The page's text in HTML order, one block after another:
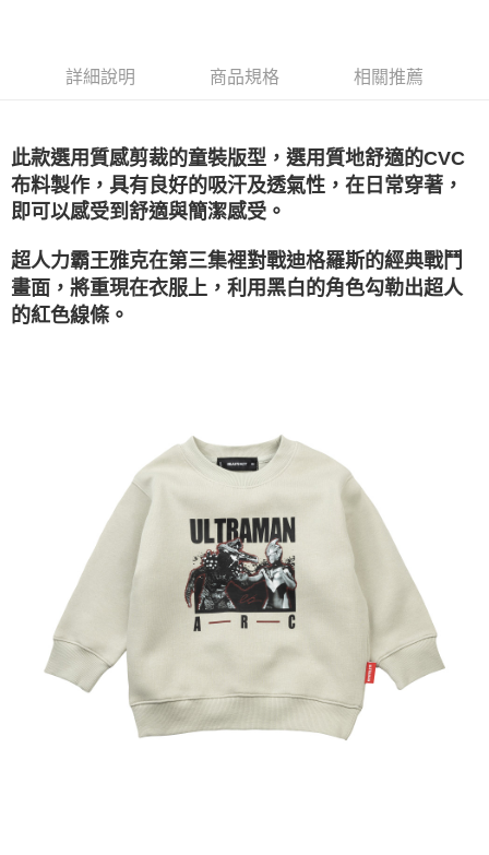
相關說明
【大哥付你分期使用說明】
1.本服務由台灣大哥大提供，台灣大哥大用戶可立即使用無須另外申請。
流程，驗證手機門號後，選擇欲分期的期數、繳款截止日，確認付款後即完
成交易。
3.實際核准額度、可分期數及費用金額請依後續交易確認頁面所載為準。
4.訂單成立30分鐘內，如未前往確認交易或遇審核未通過，訂單將自動取
消。如遇「轉專審核」未通過狀況，表示未達大哥付你分期系統評分，恕無
帳／街口支付／iPASS MONEY」等通路繳費。
1.本服務係由「台灣大哥大股份有限公司」（以下簡稱本公司）所提供，讓
用戶於交易時，得透過本服務購買商品或服務，並由商店將買賣／分期付款
買賣價金債權讓與本公司後，依約使用本公司帳單繳交帳款。
2.基於同意付款使用「大哥付你分期」之契約關係目的，商店將以您的個人
資料（包含姓名、電話或地址）提供予台灣大哥大進項蒐集、處理及利用，
由本公司與您本人進行分期帳單所需資料之確認、核對及更正。
3.完整用戶服務條款，請詳閱以下連結：https://oppay.tw/userRule
AFTEE先享後付
【關於「AFTEE先享後付」】
AFTEE先享後付是「在收到商品之後才付款」的支付方式。 讓您購物簡單
便利好安心！
１．簡單：不需註冊會員、不需綁卡、不需儲值。
結帳頁面，進行簡訊認證並確認金額後，即可完成結帳。
２．訂單成立數日內，您將收到繳費通知簡訊。
３．收到繳費通知簡訊後14天內，點擊此簡訊中的連結，可透過四大超商／
ATM／網路銀行／等多元方式進行付款，方視為交易完成。
※ 請注意：結帳手續完成當下不需立刻繳費，但若您需要取消訂單，請聯絡
購買商品的店家。未經商家同意取消之訂單仍視為有效，需透過AFTEE先享
後付繳納相關費用。
※ 交易是否成功請以「AFTEE先享後付 」之結帳頁面顯示為準，若有關於
是否繳費成功／繳費後需取消欲退款等相關疑問，請聯繫「AFTEE先享後付
客戶支援中心」
https://netprotections.freshdesk.com/support/home
【注意事項】
１．透過由恩沛科技股份有限公司提供之「AFTEE先享後付」服務完成之交
易，需依本服務之必要範圍內提供個人資料，並將交易相關給付款項請求債
權轉讓予恩沛科技股份有限公司。
２．關於個人資料處理事宜，請瀏覽以下網址：
ATM付款
運送方式
每筆NT$100，滿NT$1,200(含以上)免運費
付款後7-11取貨
每筆NT$100，滿NT$1,200(含以上)免運費
每筆NT$120，滿NT$1,200(含以上)免運費
宅配-離島
每筆NT$300
詳細說明 商品規格 相關推薦
此款選用質感剪裁的童裝版型，選用質地舒適的CVC
布料製作，具有良好的吸汗及透氣性，在日常穿著，
即可以感受到舒適與簡潔感受。
超人力霸王雅克在第三集裡對戰迪格羅斯的經典戰鬥
畫面，將重現在衣服上，利用黑白的角色勾勒出超人
的紅色線條。